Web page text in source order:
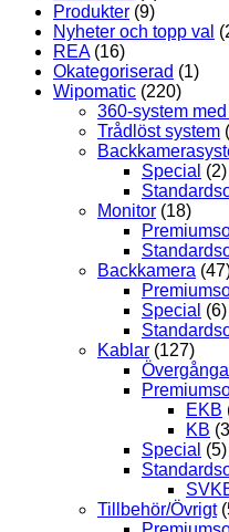
Produkter (9)
Nyheter och topp val
REA (16)
Okategoriserad (1)
Wipomatic (220)
360-system
Trådlöst system
Special (2)
Monitor (18)
Backkamera
Special (6)
Kablar (127)
EKB
KB
Special (5)
Tillbehör/Övrigt